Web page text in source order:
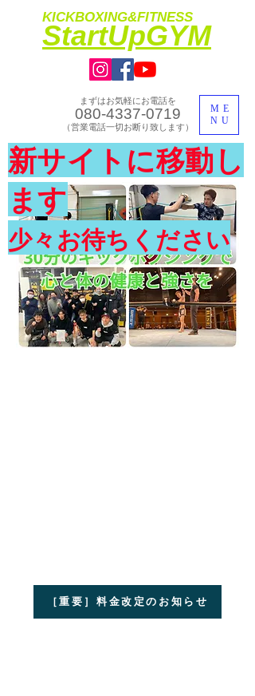
KICKBOXING&FITNESS
​StartUpGYM
ME
NU
まずはお気軽にお電話を
080-4337-0719
​（営業電話一切お断り致します）
​体験入会実施中
新サイトに移動し
ます
少々お待ちください
［重要］料金改定のお知らせ